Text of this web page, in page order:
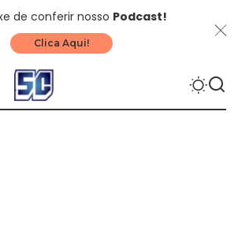
de conferir nosso Podcast!
Clica Aqui!